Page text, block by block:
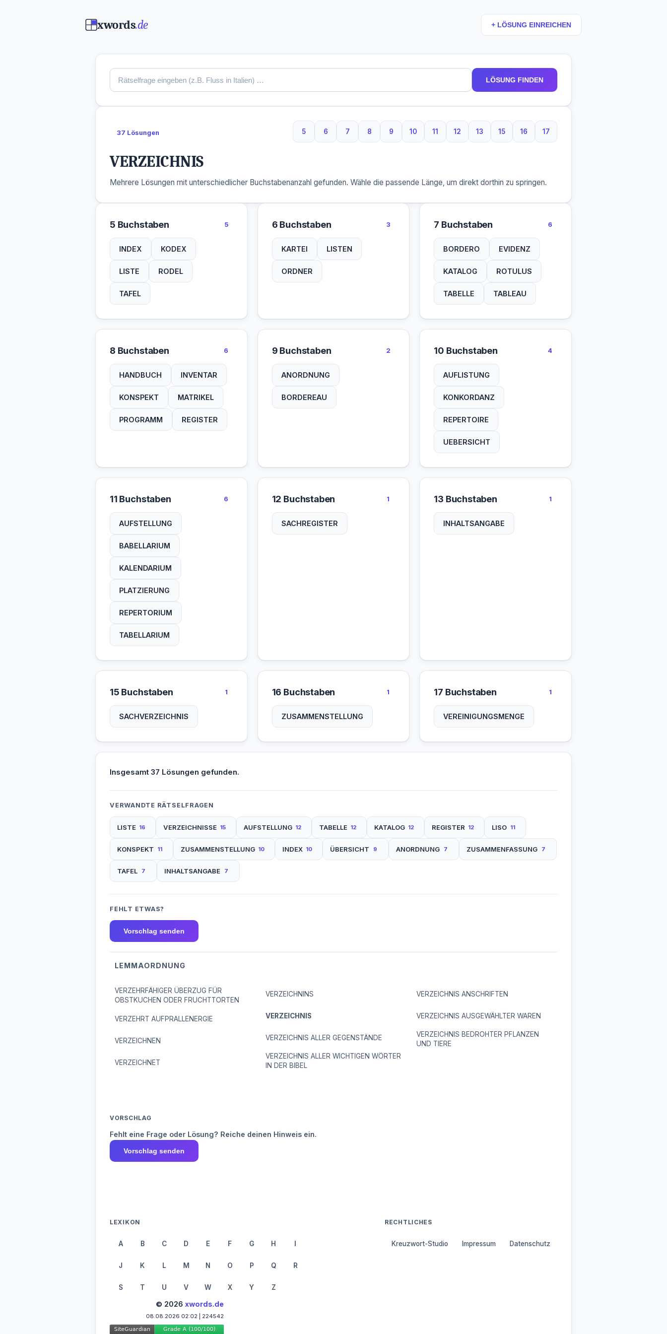
xwords.de + LÖSUNG EINREICHEN
LÖSUNG FINDEN
37 Lösungen 5
5 Buchstaben
6
6 Buchstaben
7
7 Buchstaben
8
8 Buchstaben
9
9 Buchstaben
10
10 Buchstaben
11
11 Buchstaben
12
12 Buchstaben
13
13 Buchstaben
15
15 Buchstaben
16
16 Buchstaben
17
17 Buchstaben
VERZEICHNIS
Mehrere Lösungen mit unterschiedlicher Buchstabenanzahl gefunden. Wähle die passende Länge, um direkt dorthin zu springen.
5 Buchstaben 5
INDEX KODEX
LISTE RODEL
TAFEL
6 Buchstaben 3
KARTEI LISTEN
ORDNER
7 Buchstaben 6
BORDERO EVIDENZ
KATALOG ROTULUS
TABELLE TABLEAU
8 Buchstaben 6
HANDBUCH INVENTAR
KONSPEKT MATRIKEL
PROGRAMM REGISTER
9 Buchstaben 2
ANORDNUNG
BORDEREAU
10 Buchstaben 4
AUFLISTUNG
KONKORDANZ
REPERTOIRE
UEBERSICHT
11 Buchstaben 6
AUFSTELLUNG
BABELLARIUM
KALENDARIUM
PLATZIERUNG
REPERTORIUM
TABELLARIUM
12 Buchstaben 1
SACHREGISTER
13 Buchstaben 1
INHALTSANGABE
15 Buchstaben 1
SACHVERZEICHNIS
16 Buchstaben 1
ZUSAMMENSTELLUNG
17 Buchstaben 1
VEREINIGUNGSMENGE
Insgesamt 37 Lösungen gefunden.
VERWANDTE RÄTSELFRAGEN
LISTE 16 VERZEICHNISSE 15 AUFSTELLUNG 12 TABELLE 12 KATALOG 12 REGISTER 12 LISO 11
KONSPEKT 11 ZUSAMMENSTELLUNG 10 INDEX 10 ÜBERSICHT 9 ANORDNUNG 7 ZUSAMMENFASSUNG 7
TAFEL 7 INHALTSANGABE 7
FEHLT ETWAS?
Vorschlag senden
LEMMAORDNUNG
VERZEHRFÄHIGER ÜBERZUG FÜR
OBSTKUCHEN ODER FRUCHTTORTEN
VERZEHRT AUFPRALLENERGIE
VERZEICHNEN
VERZEICHNET
VERZEICHNINS
VERZEICHNIS
VERZEICHNIS ALLER GEGENSTÄNDE
VERZEICHNIS ALLER WICHTIGEN WÖRTER
IN DER BIBEL
VERZEICHNIS ANSCHRIFTEN
VERZEICHNIS AUSGEWÄHLTER WAREN
VERZEICHNIS BEDROHTER PFLANZEN
UND TIERE
VORSCHLAG
Fehlt eine Frage oder Lösung? Reiche deinen Hinweis ein.
Vorschlag senden
LEXIKON
A B C D E F G H I
J K L M N O P Q R
S T U V W X Y Z
RECHTLICHES
Kreuzwort-Studio Impressum Datenschutz
© 2026 xwords.de
08.08.2026 02:02 | 224542